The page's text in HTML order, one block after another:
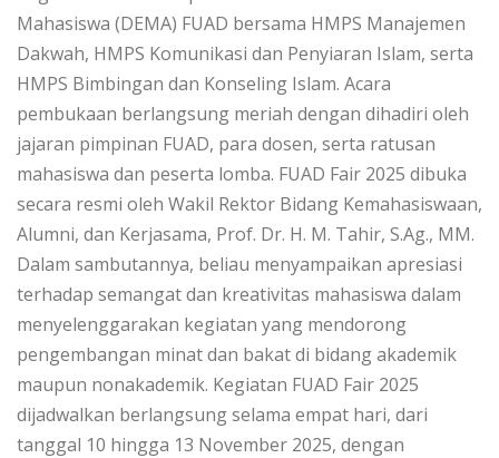
Mahasiswa (DEMA) FUAD bersama HMPS Manajemen
Dakwah, HMPS Komunikasi dan Penyiaran Islam, serta
HMPS Bimbingan dan Konseling Islam. Acara
pembukaan berlangsung meriah dengan dihadiri oleh
jajaran pimpinan FUAD, para dosen, serta ratusan
mahasiswa dan peserta lomba. FUAD Fair 2025 dibuka
secara resmi oleh Wakil Rektor Bidang Kemahasiswaan,
Alumni, dan Kerjasama, Prof. Dr. H. M. Tahir, S.Ag., MM.
Dalam sambutannya, beliau menyampaikan apresiasi
terhadap semangat dan kreativitas mahasiswa dalam
menyelenggarakan kegiatan yang mendorong
pengembangan minat dan bakat di bidang akademik
maupun nonakademik. Kegiatan FUAD Fair 2025
dijadwalkan berlangsung selama empat hari, dari
tanggal 10 hingga 13 November 2025, dengan